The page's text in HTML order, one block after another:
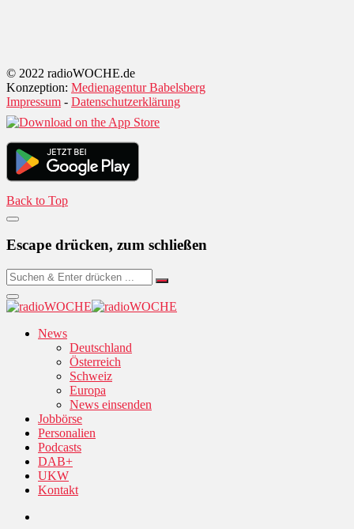
© 2022 radioWOCHE.de
Konzeption: Medienagentur Babelsberg
Impressum - Datenschutzerklärung
Back to Top
Escape drücken, zum schließen
News
Deutschland
Österreich
Schweiz
Europa
News einsenden
Jobbörse
Personalien
Podcasts
DAB+
UKW
Kontakt